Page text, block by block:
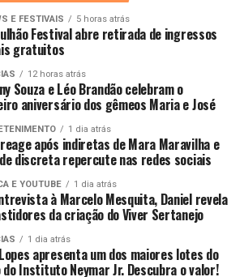
E FESTIVAIS 5 horas atrás
Festival abre retirada de ingressos
gratuitos
12 horas atrás
Souza e Léo Brandão celebram o
aniversário dos gêmeos Maria e José
1 dia atrás
após indiretas de Mara Maravilha e
discreta repercute nas redes sociais
E YOUTUBE 1 dia atrás
à Marcelo Mesquita, Daniel revela
da criação do Viver Sertanejo
1 dia atrás
apresenta um dos maiores lotes do
do Instituto Neymar Jr. Descubra o valor!